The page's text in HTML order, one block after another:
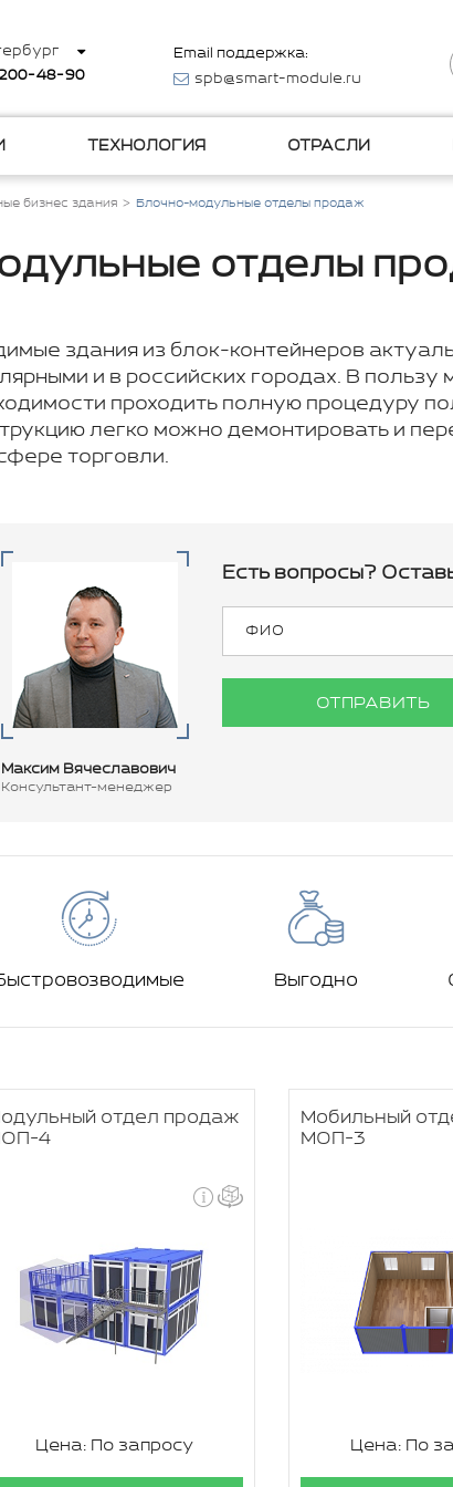
48-90
Email поддержка:
spb@smart-module.ru
ТЕХНОЛОГИЯ ОТРАСЛИ
бизнес здания Блочно-модульные отделы продаж
отделы
здания из блок-контейнеров
и в российских городах. В
проходить полную процедуру
легко можно демонтировать и
торговли.
Максим Вячеславович
Консультант-менеджер
Есть вопросы?
ОТПРАВИТЬ
Выгодно
отдел продаж
4
Цена: По запросу
Мобильный
МОП-3
Цена: По